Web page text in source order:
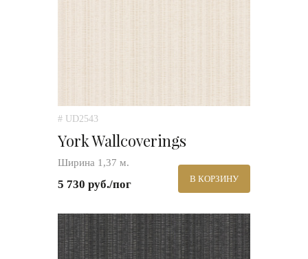
# UD2543
York Wallcoverings
Ширина 1,37 м.
5 730 руб./пог В КОРЗИНУ